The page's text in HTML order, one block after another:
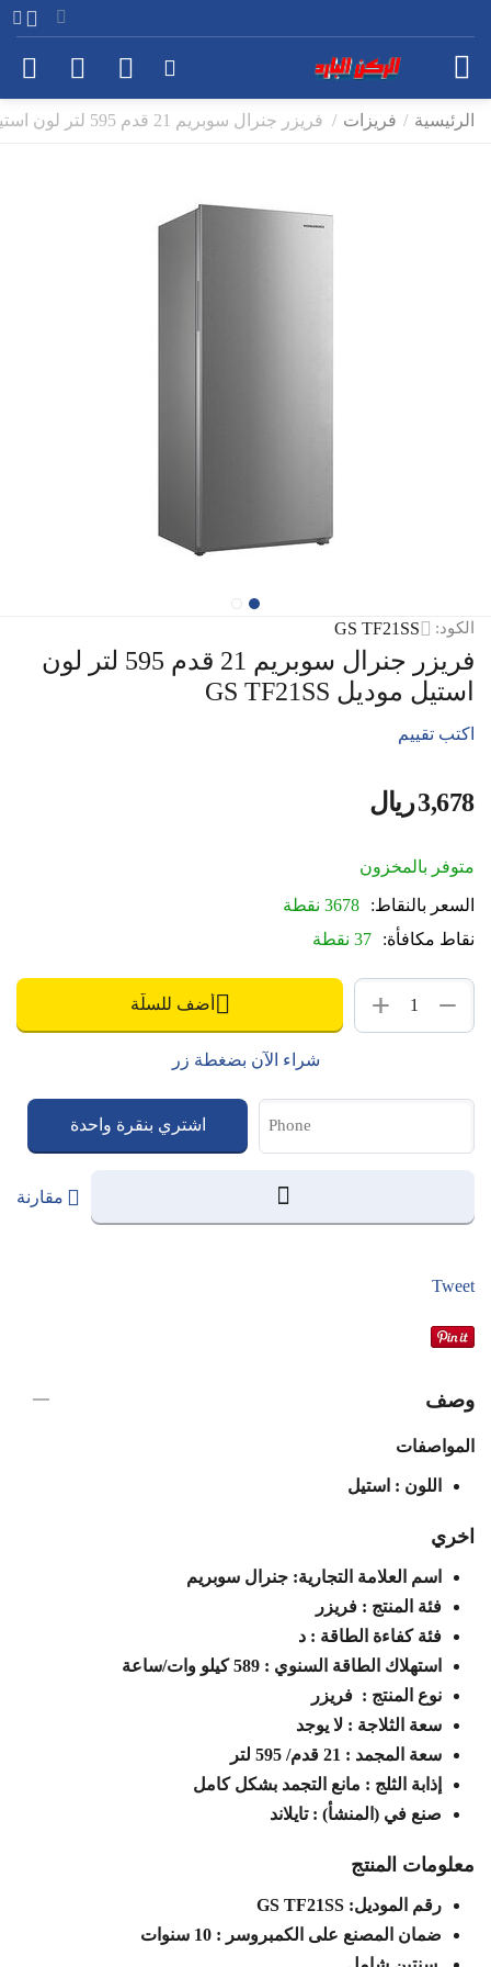
الرئيسية / فريزات / فريزر جنرال سوبريم 21 قدم 595 لتر لون استيل موديل GS TF21SS
الكود: GS TF21SS
فريزر جنرال سوبريم 21 قدم 595 لتر لون
استيل موديل GS TF21SS
اكتب تقييم
ريال‎ 3,678
متوفر بالمخزون
السعر بالنقاط:
3678 نقطة
نقاط مكافأة:
37 نقطة
+ − أضف للسلّة
شراء الآن بضغطة زر
اشتري بنقرة واحدة
مقارنة
Tweet
وصف
المواصفات
اللون : استيل
اخري
اسم العلامة التجارية: جنرال سوبريم
فئة المنتج : فريزر
فئة كفاءة الطاقة : د
استهلاك الطاقة السنوي : 589 كيلو وات/ساعة
نوع المنتج : فريزر
سعة الثلاجة : لا يوجد
سعة المجمد : 21 قدم/ 595 لتر
إذابة الثلج : مانع التجمد بشكل كامل
صنع في (المنشأ) : تايلاند
معلومات المنتج
رقم الموديل: GS TF21SS
ضمان المصنع على الكمبروسر : 10 سنوات